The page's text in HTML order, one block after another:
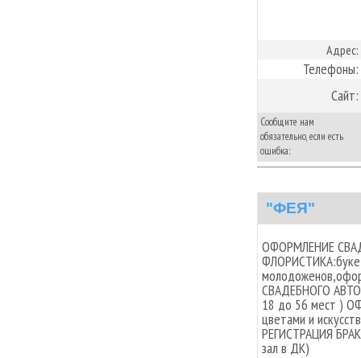
Адрес:
Телефоны:
Сайт:
Сообщите нам
обязательно, если есть
ошибка:
"ФЕЯ"
ОФОРМЛЕНИЕ
СВАДЕБНОГО
18 до 56 мест )
цветами и
РЕГИСТРАЦИЯ
зал в ДК)